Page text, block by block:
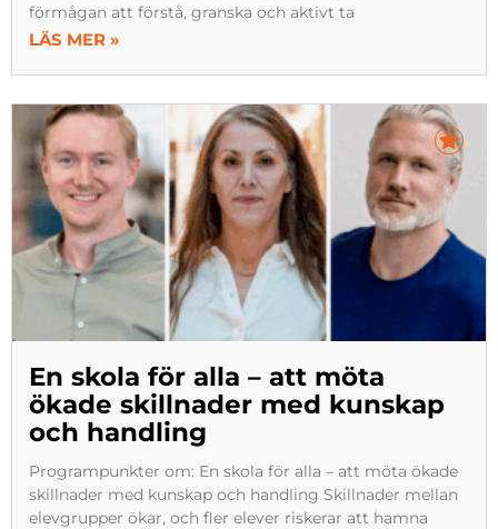
förmågan att förstå, granska och aktivt ta
LÄS MER »
En skola för alla – att möta
ökade skillnader med kunskap
och handling
Programpunkter om: En skola för alla – att möta ökade
skillnader med kunskap och handling Skillnader mellan
elevgrupper ökar, och fler elever riskerar att hamna